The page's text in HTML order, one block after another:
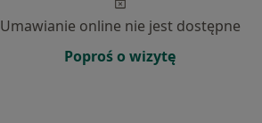
Umawianie online nie jest dostępne
Poproś o wizytę